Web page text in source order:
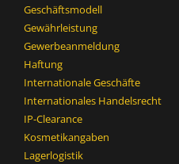
Geschäftsmodell
Gewährleistung
Gewerbeanmeldung
Haftung
Internationale Geschäfte
Internationales Handelsrecht
IP-Clearance
Kosmetikangaben
Lagerlogistik